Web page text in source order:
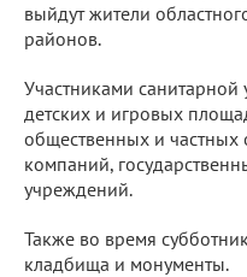
выйдут жители
районов.
Участниками санитарной
детских и игровых
общественных и
компаний,
учреждений.
Также во время
кладбища и монументы.